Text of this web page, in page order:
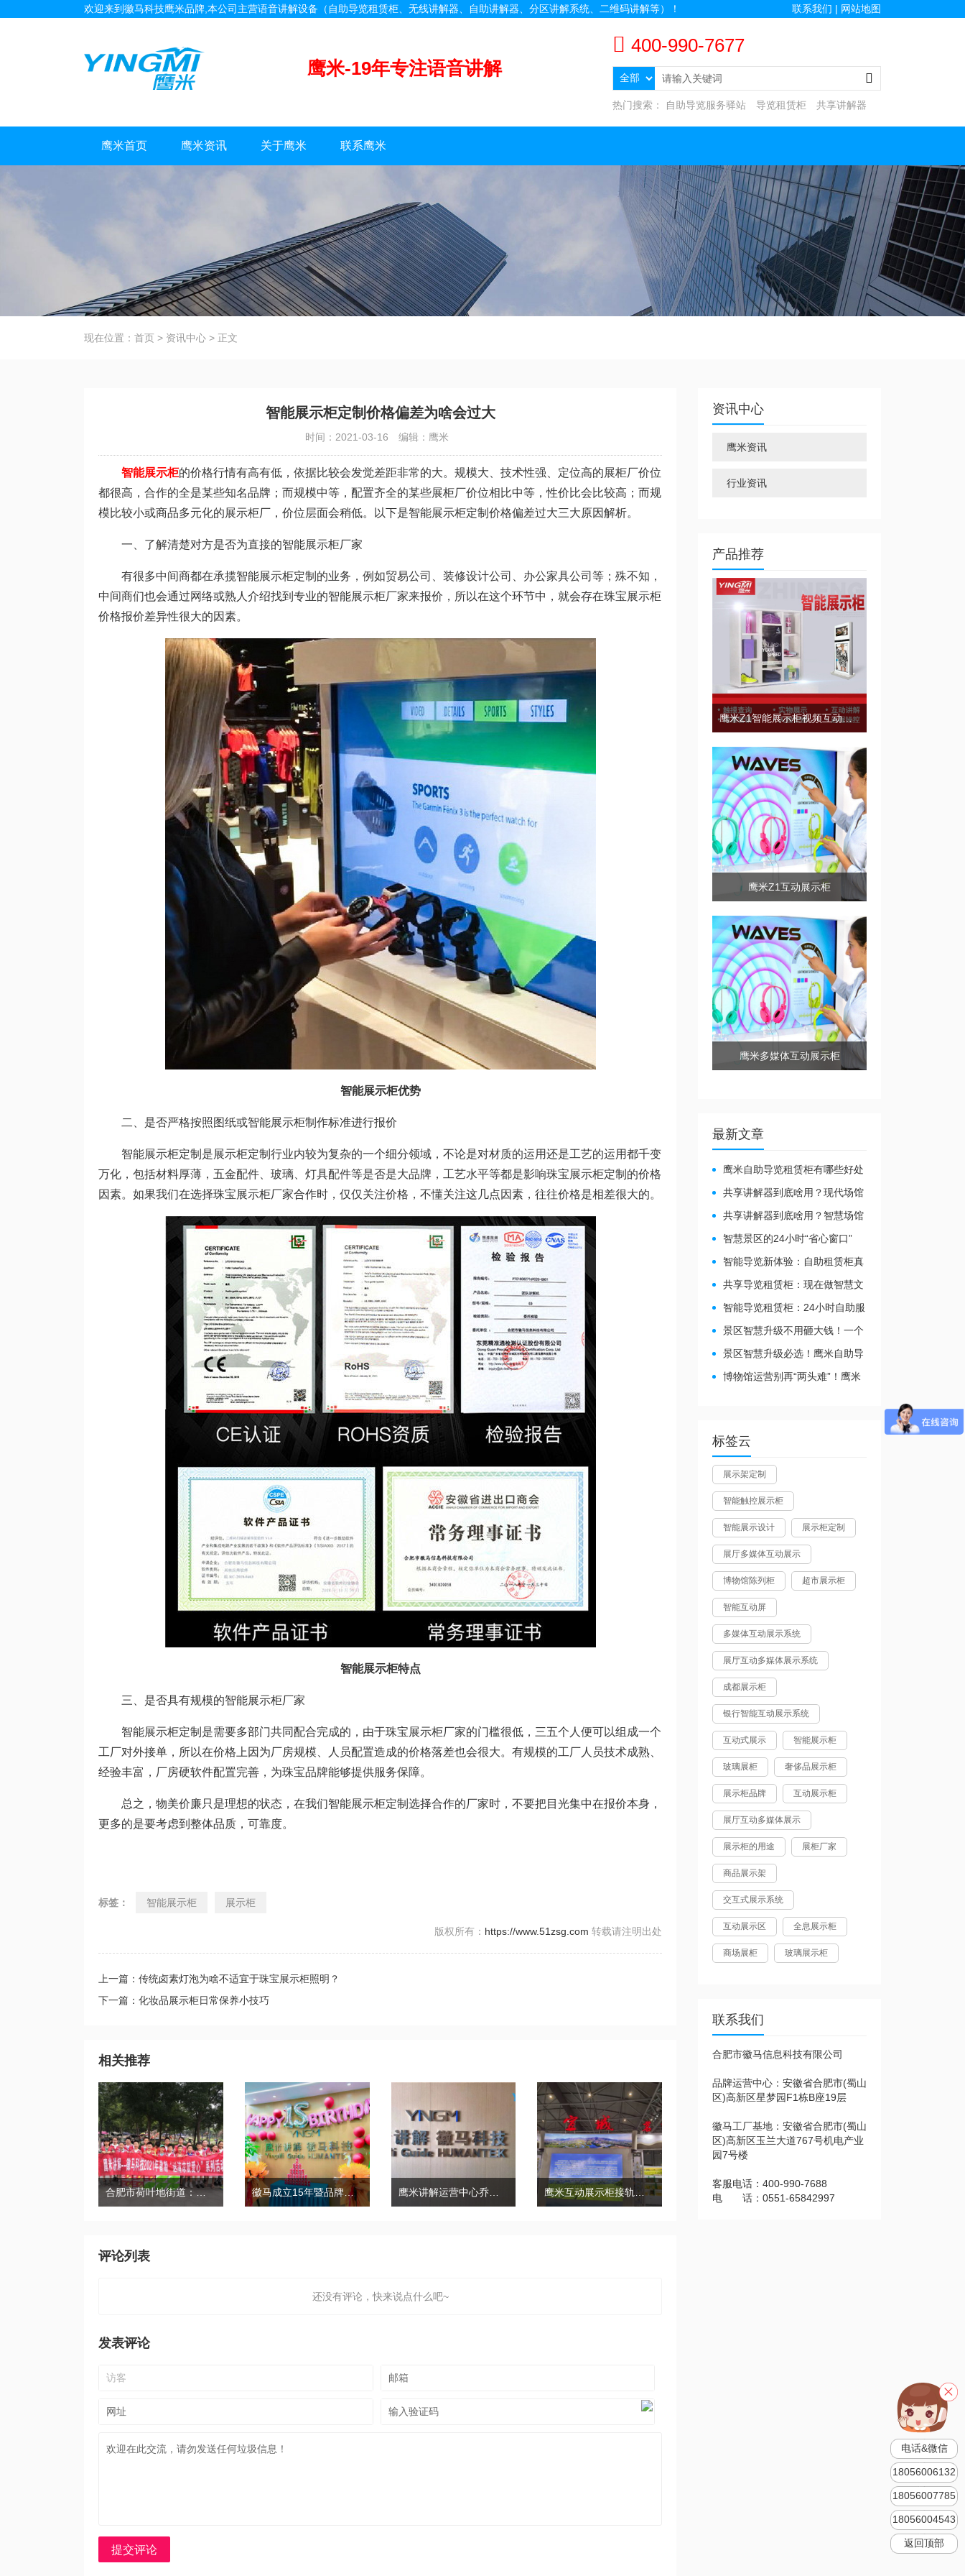
欢迎来到徽马科技鹰米品牌,本公司主营语音讲解设备（自助导览租赁柜、无线讲解器、自助讲解器、分区讲解系统、二维码讲解等）！ 联系我们 | 网站地图
鹰米-19年专注语音讲解
400-990-7677
热门搜索： 自助导览服务驿站 导览租赁柜 共享讲解器
鹰米首页 鹰米资讯 关于鹰米 联系鹰米
现在位置： 首页 > 资讯中心 > 正文
智能展示柜定制价格偏差为啥会过大
时间：2021-03-16 编辑：鹰米
智能展示柜的价格行情有高有低，依据比较会发觉差距非常的大。规模大、技术性强、定位高的展柜厂价位
都很高，合作的全是某些知名品牌；而规模中等，配置齐全的某些展柜厂价位相比中等，性价比会比较高；而规
模比较小或商品多元化的展示柜厂，价位层面会稍低。以下是智能展示柜定制价格偏差过大三大原因解析。
一、了解清楚对方是否为直接的智能展示柜厂家
有很多中间商都在承揽智能展示柜定制的业务，例如贸易公司、装修设计公司、办公家具公司等；殊不知，
中间商们也会通过网络或熟人介绍找到专业的智能展示柜厂家来报价，所以在这个环节中，就会存在珠宝展示柜
价格报价差异性很大的因素。
智能展示柜优势
二、是否严格按照图纸或智能展示柜制作标准进行报价
智能展示柜定制是展示柜定制行业内较为复杂的一个细分领域，不论是对材质的运用还是工艺的运用都千变
万化，包括材料厚薄，五金配件、玻璃、灯具配件等是否是大品牌，工艺水平等都是影响珠宝展示柜定制的价格
因素。如果我们在选择珠宝展示柜厂家合作时，仅仅关注价格，不懂关注这几点因素，往往价格是相差很大的。
智能展示柜特点
三、是否具有规模的智能展示柜厂家
智能展示柜定制是需要多部门共同配合完成的，由于珠宝展示柜厂家的门槛很低，三五个人便可以组成一个
工厂对外接单，所以在价格上因为厂房规模、人员配置造成的价格落差也会很大。有规模的工厂人员技术成熟、
经验丰富，厂房硬软件配置完善，为珠宝品牌能够提供服务保障。
总之，物美价廉只是理想的状态，在我们智能展示柜定制选择合作的厂家时，不要把目光集中在报价本身，
更多的是要考虑到整体品质，可靠度。
标签： 智能展示柜 展示柜
版权所有： https://www.51zsg.com 转载请注明出处
上一篇：传统卤素灯泡为啥不适宜于珠宝展示柜照明？
下一篇：化妆品展示柜日常保养小技巧
相关推荐
合肥市荷叶地街道：妇联携手爱心企业开展慰问 徽马成立15年暨品牌运营中心乔迁䄊禧！ 鹰米讲解运营中心乔迁大吉 鹰米互动展示柜接轨茶文化，参加国际茶产业博览会！
评论列表
还没有评论，快来说点什么吧~
发表评论
提交评论
资讯中心
鹰米资讯
行业资讯
产品推荐
鹰米Z1智能展示柜视频互动展示
鹰米Z1互动展示柜
鹰米多媒体互动展示柜
最新文章
鹰米自助导览租赁柜有哪些好处
共享讲解器到底啥用？现代场馆
的“静音救星”来了！
共享讲解器到底啥用？智慧场馆
的“静音导游”了解下！
智慧景区的24小时“省心窗口”
智能导览新体验：自助租赁柜真
能重塑景区服务？
共享导览租赁柜：现在做智慧文
旅都得配
智能导览租赁柜：24小时自助服
务，省心还增收
景区智慧升级不用砸大钱！一个
自助导览租赁柜就够了
景区智慧升级必选！鹰米自助导
览租赁柜让游客舒心、运营省心
博物馆运营别再“两头难”！鹰米
标签云
展示架定制
智能触控展示柜
智能展示设计 展示柜定制
展厅多媒体互动展示
博物馆陈列柜 超市展示柜
智能互动屏
多媒体互动展示系统
展厅互动多媒体展示系统
成都展示柜
银行智能互动展示系统
互动式展示 智能展示柜
玻璃展柜 奢侈品展示柜
展示柜品牌 互动展示柜
展厅互动多媒体展示
展示柜的用途 展柜厂家
商品展示架
交互式展示系统
互动展示区 全息展示柜
商场展柜 玻璃展示柜
联系我们
合肥市徽马信息科技有限公司
品牌运营中心：安徽省合肥市(蜀山
区)高新区星梦园F1栋B座19层
徽马工厂基地：安徽省合肥市(蜀山
区)高新区玉兰大道767号机电产业
园7号楼
客服电话：400-990-7688
电 话：0551-65842997
电话&微信
18056006132
18056007785
18056004543
返回顶部